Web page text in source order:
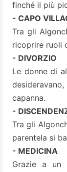
finché il più
- CAPO
Tra gli
ricoprire ruoli
- DIVORZIO
Le donne di
capanna.
-
Tra gli
parentela si
- MEDICINA
Grazie a un